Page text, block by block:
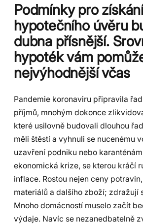
Podmínky pro
hypotečního úvěru
dubna přísnější.
hypoték vám
nejvýhodnější včas
Pandemie koronaviru připravila
příjmů, mnohým dokonce
které usilovně budovali dlouhou
měli štěstí a vyhnuli se nucenému
uzavření podniku nebo
ekonomická krize, se kterou kráčí
inflace. Rostou nejen ceny
materiálů a dalšího zboží; zdražují
Mnoho domácností muselo začít
výdaje. Navíc se nezanedbatelně